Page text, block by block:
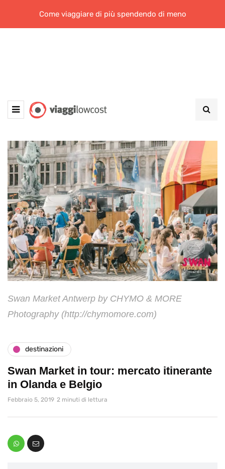
Come viaggiare di più spendendo di meno
Swan Market Antwerp by CHYMO & MORE
Photography (http://chymomore.com)
destinazioni
Swan Market in tour: mercato itinerante
in Olanda e Belgio
Febbraio 5, 2019 2 minuti di lettura